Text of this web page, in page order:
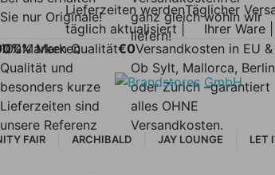
Lieferzeiten werden
täglich aktualisiert |
Täglicher
Ihrer Ware |
Marken Qualität
Sie nur Originale!
100% Marken
Qualität und
besonders kurze
Lieferzeiten sind
unsere Referenz
€0Versandkosten in EU
ganz gleich wohin wir
liefern!
Ob Sylt, Mallorca, Berlin
oder Zürich –garantiert
alles OHNE
Versandkosten.
FAIR ARCHIBALD JAY LOUNGE LET